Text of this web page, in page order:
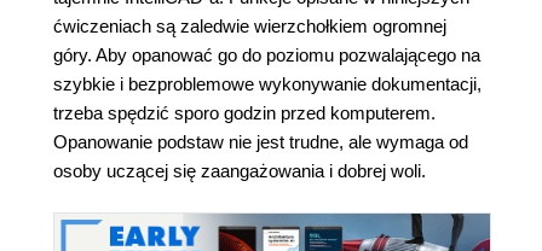
ćwiczeniach są zaledwie wierzchołkiem ogromnej
góry. Aby opanować go do poziomu pozwalającego na
szybkie i bezproblemowe wykonywanie dokumentacji,
trzeba spędzić sporo godzin przed komputerem.
Opanowanie podstaw nie jest trudne, ale wymaga od
osoby uczącej się zaangażowania i dobrej woli.